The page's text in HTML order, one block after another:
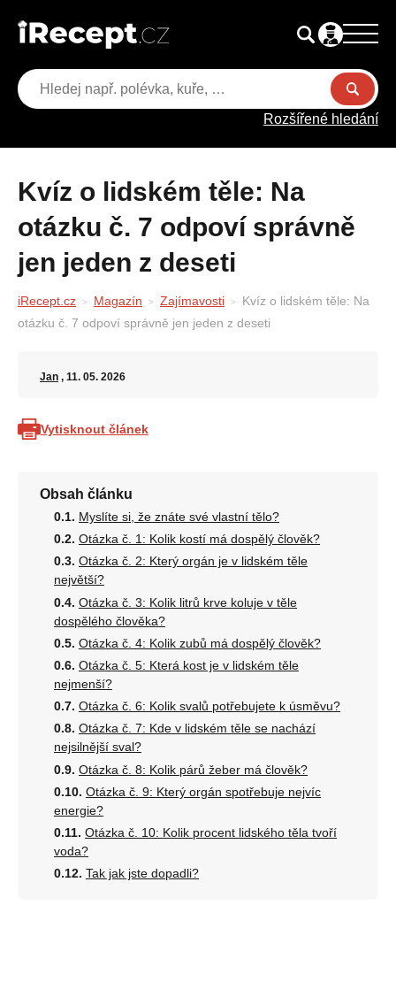
Rozšířené hledání
Kvíz o lidském těle: Na
otázku č. 7 odpoví správně
jen jeden z deseti
iRecept.cz Magazín Zajímavosti
Kvíz o lidském těle: Na
otázku č. 7 odpoví správně jen jeden z deseti
Jan , 11. 05. 2026
Vytisknout článek
Obsah článku
Myslíte si, že znáte své vlastní tělo?
Otázka č. 1: Kolik kostí má dospělý člověk?
Otázka č. 2: Který orgán je v lidském těle
největší?
Otázka č. 3: Kolik litrů krve koluje v těle
dospělého člověka?
Otázka č. 4: Kolik zubů má dospělý člověk?
Otázka č. 5: Která kost je v lidském těle
nejmenší?
Otázka č. 6: Kolik svalů potřebujete k úsměvu?
Otázka č. 7: Kde v lidském těle se nachází
nejsilnější sval?
Otázka č. 8: Kolik párů žeber má člověk?
Otázka č. 9: Který orgán spotřebuje nejvíc
energie?
Otázka č. 10: Kolik procent lidského těla tvoří
voda?
Tak jak jste dopadli?